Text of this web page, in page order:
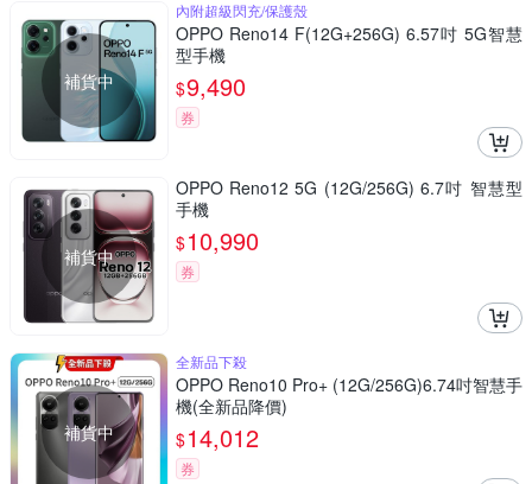
補貨中
內附超級閃充/保護殼
OPPO Reno14 F(12G+256G) 6.57吋 5G智慧
型手機
$9,490
券
補貨中
OPPO Reno12 5G (12G/256G) 6.7吋 智慧型
手機
$10,990
券
補貨中
全新品下殺
OPPO Reno10 Pro+ (12G/256G)6.74吋智慧手
機(全新品降價)
$14,012
券